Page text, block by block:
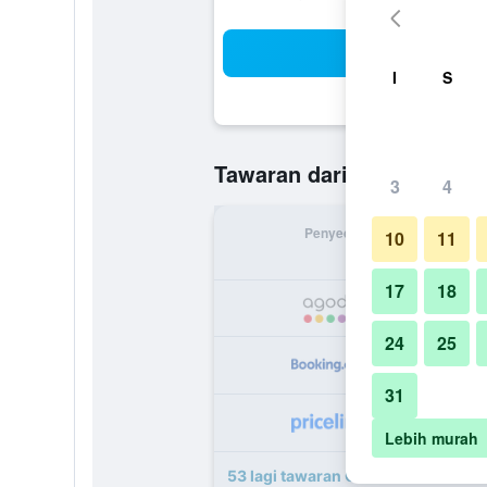
Tawaran daripadaRM 157
Penyedia
53 lagi tawaran Centara Riverside
I S
3 4
10 11
17 18
24 25
31
Lebih murah